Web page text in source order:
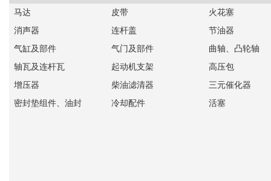
马达 皮带
火花塞
消声器
连杆盖
节油器
气缸及部件
气门及部件
曲轴、凸轮轴
轴瓦及连杆瓦
起动机支架
高压包
增压器
柴油滤清器
三元催化器
密封垫组件、油封
冷却配件 活塞